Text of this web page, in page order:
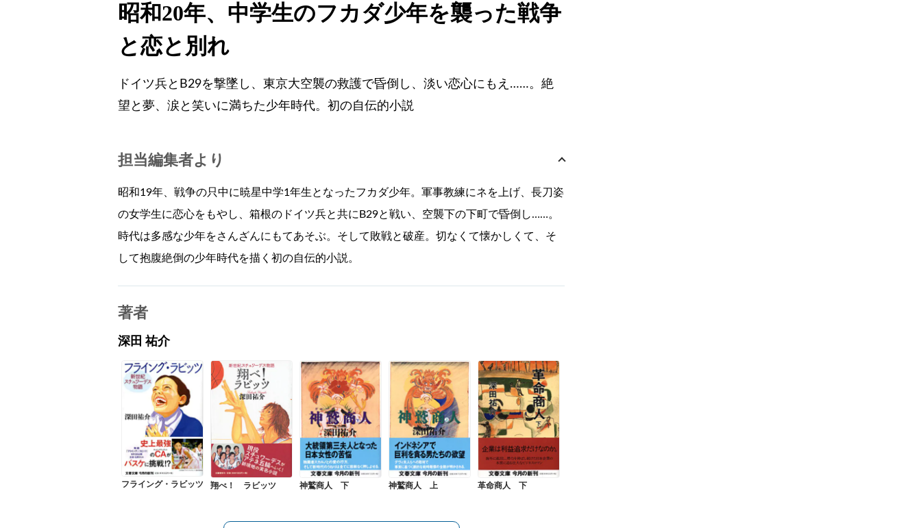
昭和20年、中学生のフカダ少年を襲った戦争
と恋と別れ
ドイツ兵とB29を撃墜し、東京大空襲の救護で昏倒し、淡い恋心にもえ……。絶
望と夢、涙と笑いに満ちた少年時代。初の自伝的小説
担当編集者より
昭和19年、戦争の只中に暁星中学1年生となったフカダ少年。軍事教練にネを上げ、長刀姿
の女学生に恋心をもやし、箱根のドイツ兵と共にB29と戦い、空襲下の下町で昏倒し……。
時代は多感な少年をさんざんにもてあそぶ。そして敗戦と破産。切なくて懐かしくて、そ
して抱腹絶倒の少年時代を描く初の自伝的小説。
著者
深田 祐介
フライング・ラビッツ 翔べ！ ラビッツ 神鷲商人 下 神鷲商人 上 革命商人 下